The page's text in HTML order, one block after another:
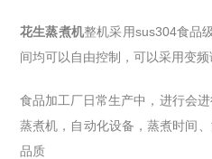
花生蒸煮机整机采用sus304食品
间均可以自由控制，可以采用变
食品加工厂日常生产中，进行会
蒸煮机，自动化设备，蒸煮时间
品质